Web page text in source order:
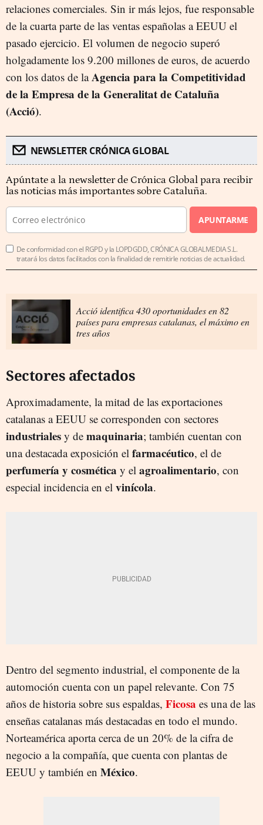
relaciones comerciales. Sin ir más lejos, fue responsable
de la cuarta parte de las ventas españolas a EEUU el
pasado ejercicio. El volumen de negocio superó
holgadamente los 9.200 millones de euros, de acuerdo
con los datos de laAgencia para la Competitividad
de la Empresa de la Generalitat de Cataluña
(Acció).
NEWSLETTER CRÓNICA GLOBAL
Apúntate a la newsletter de Crónica Global para recibir
las noticias más importantes sobre Cataluña.
APUNTARME
De conformidad con el RGPD y la LOPDGDD, CRÓNICA GLOBALMEDIA S.L.
tratará los datos facilitados con la finalidad de remitirle noticias de actualidad.
Acció identifica 430 oportunidades en 82
países para empresas catalanas, el máximo en
tres años
Sectores afectados
Aproximadamente, la mitad de las exportaciones
catalanas a EEUU se corresponden con sectores
industriales y de maquinaria; también cuentan con
una destacada exposición el farmacéutico, el de
perfumería y cosmética y el agroalimentario, con
especial incidencia en el vinícola.
Dentro del segmento industrial, el componente de la
automoción cuenta con un papel relevante. Con 75
años de historia sobre sus espaldas, Ficosa es una de las
enseñas catalanas más destacadas en todo el mundo.
Norteamérica aporta cerca de un 20% de la cifra de
negocio a la compañía, que cuenta con plantas de
EEUU y también en México.